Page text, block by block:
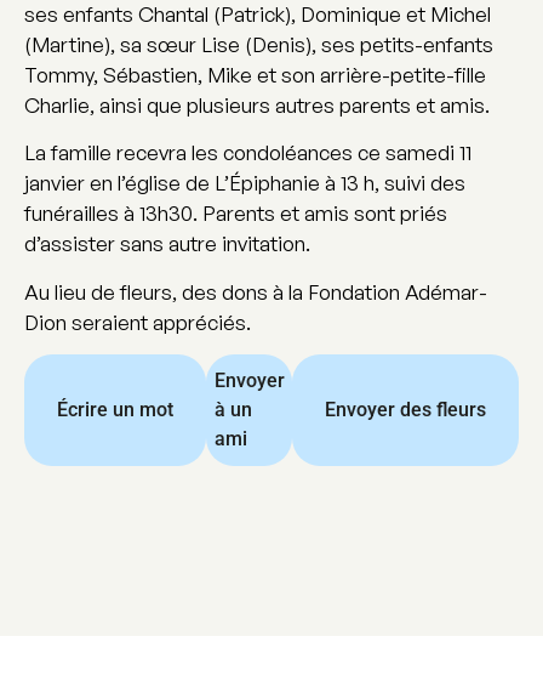
ses enfants Chantal (Patrick), Dominique et Michel
(Martine), sa sœur Lise (Denis), ses petits-enfants
Tommy, Sébastien, Mike et son arrière-petite-fille
Charlie, ainsi que plusieurs autres parents et amis.
La famille recevra les condoléances ce samedi 11
janvier en l’église de L’Épiphanie à 13 h, suivi des
funérailles à 13h30. Parents et amis sont priés
d’assister sans autre invitation.
Au lieu de fleurs, des dons à la Fondation Adémar-
Dion seraient appréciés.
Écrire un mot
Envoyer
à un
ami
Envoyer des fleurs